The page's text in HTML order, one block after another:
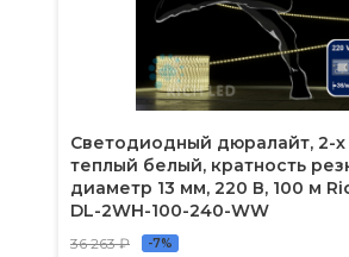
Светодиодный дюралайт, 2-
теплый белый, кратность
диаметр 13 мм, 220 В, 100 м
DL-2WH-100-240-WW
36 263 ₽ -7%